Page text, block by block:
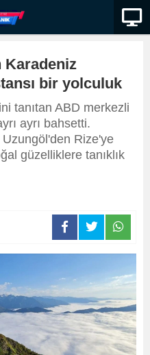
Karadeniz
bir yolculuk
tanıtan ABD merkezli
ayrı bahsetti.
Rize'ye
güzelliklere tanıklık